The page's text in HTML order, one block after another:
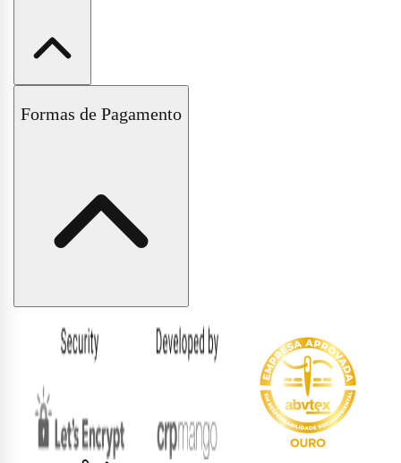
Políticas de Trocas e Devoluções
Formas de Pagamento
Formas